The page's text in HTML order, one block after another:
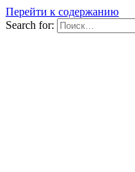
Перейти к содержанию
Search for: